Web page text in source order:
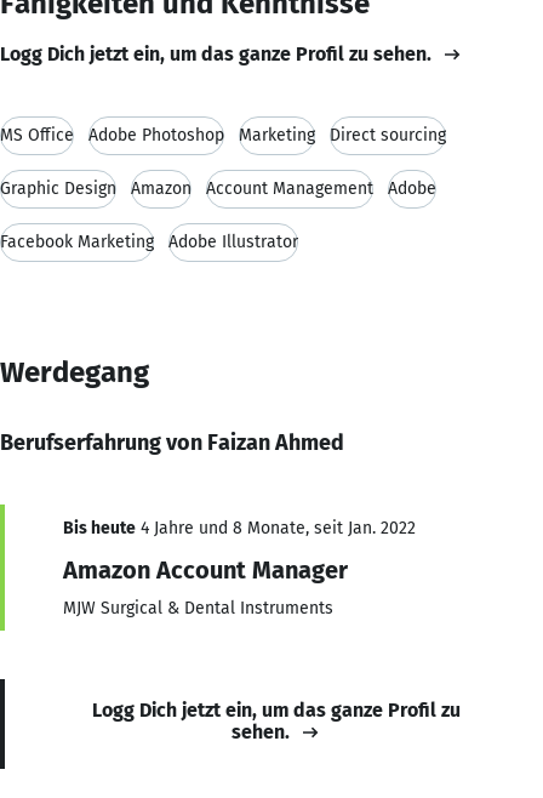
Logg Dich jetzt ein, um das ganze Profil zu sehen.
MS Office Adobe Photoshop Marketing Direct sourcing
Graphic Design Amazon Account Management Adobe
Facebook Marketing Adobe Illustrator
Werdegang
Berufserfahrung von Faizan Ahmed
Bis heute 4 Jahre und 8 Monate, seit Jan. 2022
Amazon Account Manager
MJW Surgical & Dental Instruments
Logg Dich jetzt ein, um das ganze Profil zu
sehen.